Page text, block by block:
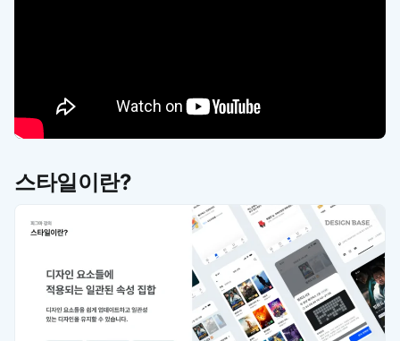
스타일이란?